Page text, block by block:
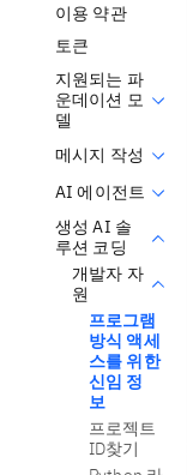
이용 약관
토큰
지원되는 파
운데이션 모
델
메시지 작성
AI 에이전트
생성 AI 솔
루션 코딩
개발자 자
원
프로그램
방식 액세
스를 위한
신임 정
보
프로젝트
ID찾기